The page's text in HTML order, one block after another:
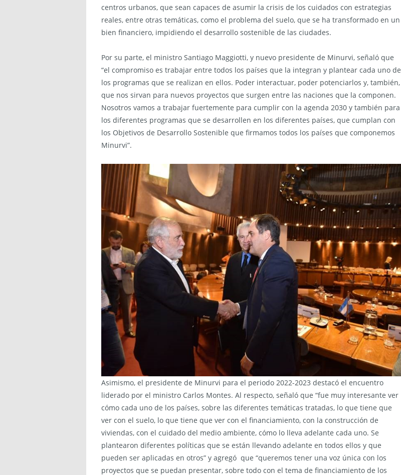
centros urbanos, que sean capaces de asumir la crisis de los cuidados con estrategias
reales, entre otras temáticas, como el problema del suelo, que se ha transformado en un
bien financiero, impidiendo el desarrollo sostenible de las ciudades.
Por su parte, el ministro Santiago Maggiotti, y nuevo presidente de Minurvi, señaló que
“el compromiso es trabajar entre todos los países que la integran y plantear cada uno de
los programas que se realizan en ellos. Poder interactuar, poder potenciarlos y, también,
que nos sirvan para nuevos proyectos que surgen entre las naciones que la componen.
Nosotros vamos a trabajar fuertemente para cumplir con la agenda 2030 y también para
los diferentes programas que se desarrollen en los diferentes países, que cumplan con
los Objetivos de Desarrollo Sostenible que firmamos todos los países que componemos
Minurvi”.
Asimismo, el presidente de Minurvi para el periodo 2022-2023 destacó el encuentro
liderado por el ministro Carlos Montes. Al respecto, señaló que “fue muy interesante ver
cómo cada uno de los países, sobre las diferentes temáticas tratadas, lo que tiene que
ver con el suelo, lo que tiene que ver con el financiamiento, con la construcción de
viviendas, con el cuidado del medio ambiente, cómo lo lleva adelante cada uno. Se
plantearon diferentes políticas que se están llevando adelante en todos ellos y que
pueden ser aplicadas en otros” y agregó que “queremos tener una voz única con los
proyectos que se puedan presentar, sobre todo con el tema de financiamiento de los